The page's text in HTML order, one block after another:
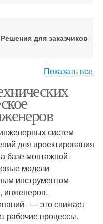
Решения для заказчиков
Показать все
систем
для проектирования
базе монтажной
модели
инструментом
инженеров,
— это снижает
рабочие процессы.